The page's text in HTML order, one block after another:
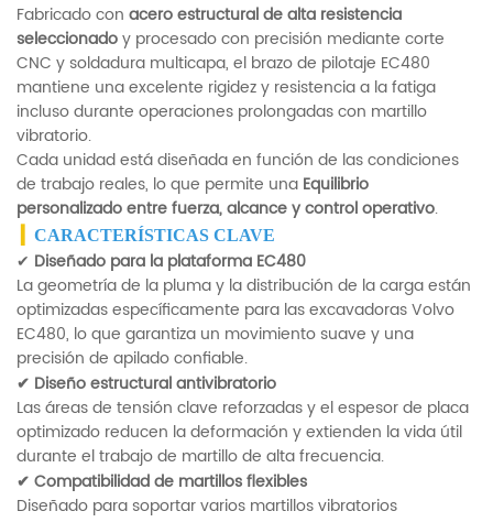
Fabricado con acero estructural de alta resistencia
seleccionadoy procesado con precisión mediante corte
CNC y soldadura multicapa, el brazo de pilotaje EC480
mantiene una excelente rigidez y resistencia a la fatiga
incluso durante operaciones prolongadas con martillo
vibratorio.
Cada unidad está diseñada en función de las condiciones
de trabajo reales, lo que permite una Equilibrio
personalizado entre fuerza, alcance y control operativo.
CARACTERÍSTICAS CLAVE
✔ Diseñado para la plataforma EC480
La geometría de la pluma y la distribución de la carga están
optimizadas específicamente para las excavadoras Volvo
EC480, lo que garantiza un movimiento suave y una
precisión de apilado confiable.
✔ Diseño estructural antivibratorio
Las áreas de tensión clave reforzadas y el espesor de placa
optimizado reducen la deformación y extienden la vida útil
durante el trabajo de martillo de alta frecuencia.
✔ Compatibilidad de martillos flexibles
Diseñado para soportar varios martillos vibratorios